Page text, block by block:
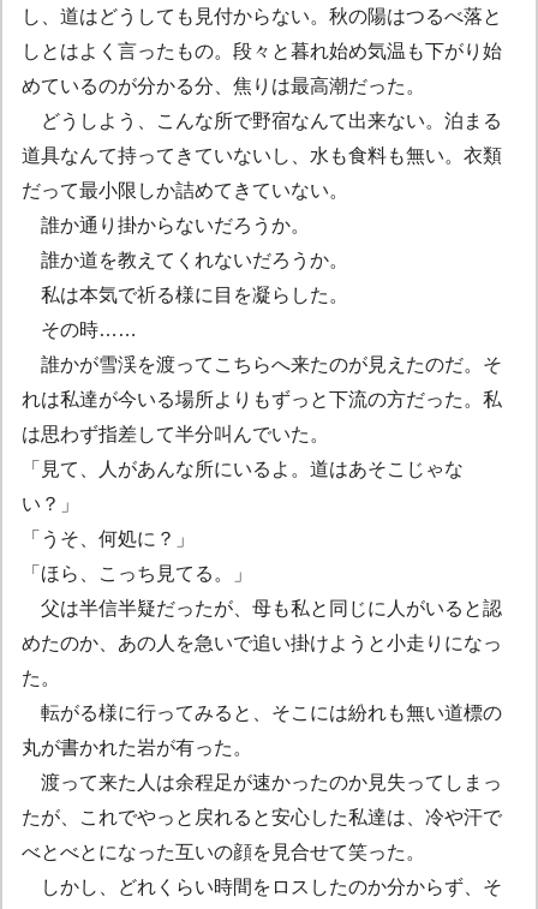
し、道はどうしても見付からない。秋の陽はつるべ落と
しとはよく言ったもの。段々と暮れ始め気温も下がり始
めているのが分かる分、焦りは最高潮だった。
どうしよう、こんな所で野宿なんて出来ない。泊まる
道具なんて持ってきていないし、水も食料も無い。衣類
だって最小限しか詰めてきていない。
誰か通り掛からないだろうか。
誰か道を教えてくれないだろうか。
私は本気で祈る様に目を凝らした。
その時……
誰かが雪渓を渡ってこちらへ来たのが見えたのだ。そ
れは私達が今いる場所よりもずっと下流の方だった。私
は思わず指差して半分叫んでいた。
「見て、人があんな所にいるよ。道はあそこじゃな
い？」
「うそ、何処に？」
「ほら、こっち見てる。」
父は半信半疑だったが、母も私と同じに人がいると認
めたのか、あの人を急いで追い掛けようと小走りになっ
た。
転がる様に行ってみると、そこには紛れも無い道標の
丸が書かれた岩が有った。
渡って来た人は余程足が速かったのか見失ってしまっ
たが、これでやっと戻れると安心した私達は、冷や汗で
べとべとになった互いの顔を見合せて笑った。
しかし、どれくらい時間をロスしたのか分からず、そ